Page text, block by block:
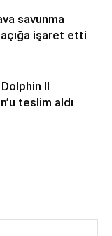
savunma
işaret etti
II
teslim aldı